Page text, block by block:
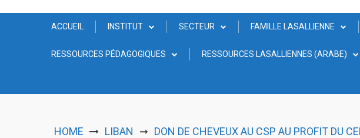
ACCUEIL INSTITUT SECTEUR FAMILLE LASALLIENNE
RESSOURCES PÉDAGOGIQUES RESSOURCES LASALLIENNES (ARABE)
HOME LIBAN ➞ DON DE CHEVEUX AU CSP AU PROFIT DU